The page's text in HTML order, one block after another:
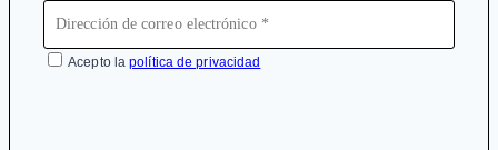
Acepto lapolítica de privacidad